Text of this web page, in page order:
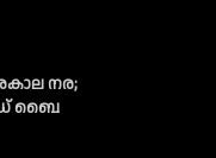
നര;
ബൈ